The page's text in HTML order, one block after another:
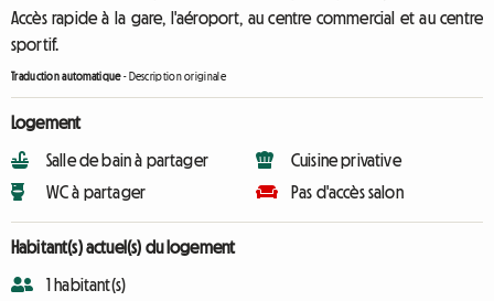
Accès rapide à la gare, l'aéroport, au centre commercial et au centre
sportif.
Traduction automatique- Description originale
Logement
Salle de bain à partager
WC à partager
Cuisine privative
Pas d'accès salon
Habitant(s) actuel(s) du logement
1 habitant(s)